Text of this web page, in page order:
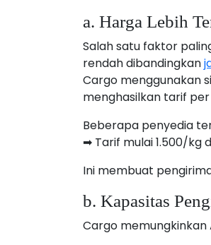
a. Harga Lebih
Salah satu faktor
rendah dibandingkan
Cargo menggunakan
menghasilkan tarif
Beberapa penyedia
➡ Tarif mulai 1.500/kg
Ini membuat
b. Kapasitas
Cargo memungkinkan